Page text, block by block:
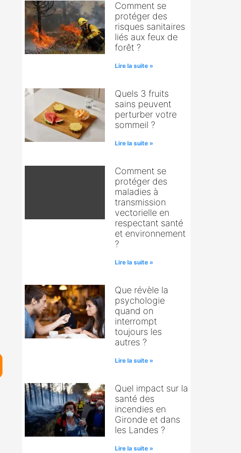
Comment se
protéger des
risques sanitaires
liés aux feux de
forêt ?
Lire la suite »
Quels 3 fruits
sains peuvent
perturber votre
sommeil ?
Lire la suite »
Comment se
protéger des
maladies à
transmission
vectorielle en
respectant santé
et environnement
?
Lire la suite »
Que révèle la
psychologie
quand on
interrompt
toujours les
autres ?
Lire la suite »
Quel impact sur la
santé des
incendies en
Gironde et dans
les Landes ?
Lire la suite »